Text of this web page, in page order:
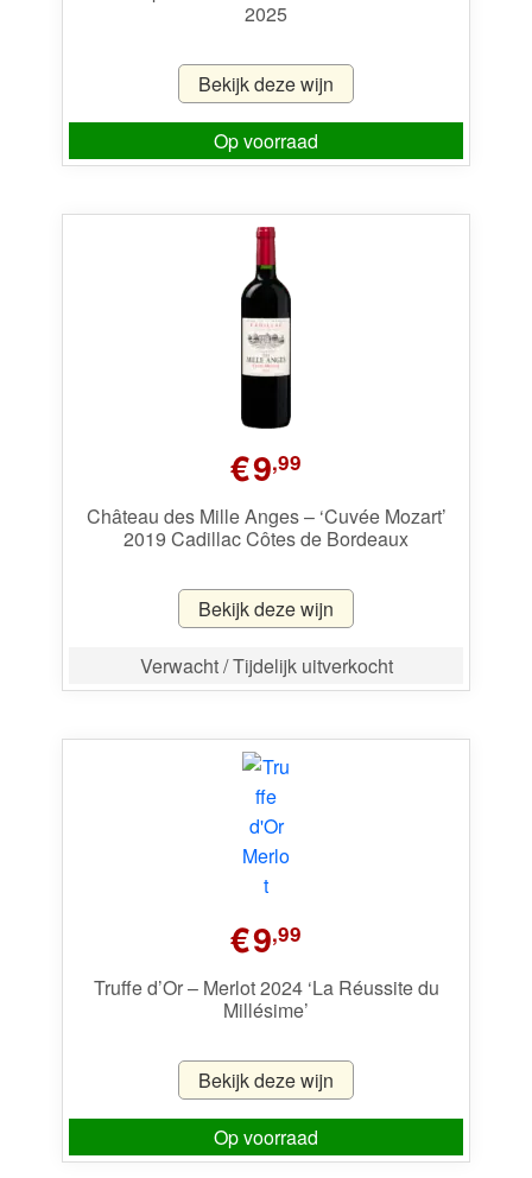
2025
Bekijk deze wijn
Op voorraad
€9,99
Château des Mille Anges – ‘Cuvée Mozart’
2019 Cadillac Côtes de Bordeaux
Bekijk deze wijn
Verwacht / Tijdelijk uitverkocht
€9,99
Truffe d’Or – Merlot 2024 ‘La Réussite du
Millésime’
Bekijk deze wijn
Op voorraad